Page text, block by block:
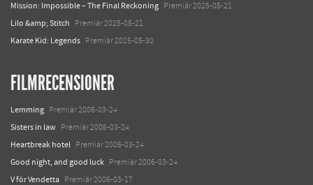
Mission: Impossible – The Final Reckoning Premiär 2025-05-21
Lilo &amp; Stitch Premiär 2025-05-21
Karate Kid: Legends Premiär 2025-05-30
FILMRECENSIONER
Lemming Premiär 2006-03-24
Sisters in law Premiär 2006-03-24
Heartbreak hotel Premiär 2006-03-24
Good night, and good luck Premiär 2006-03-24
V för Vendetta Premiär 2006-03-17